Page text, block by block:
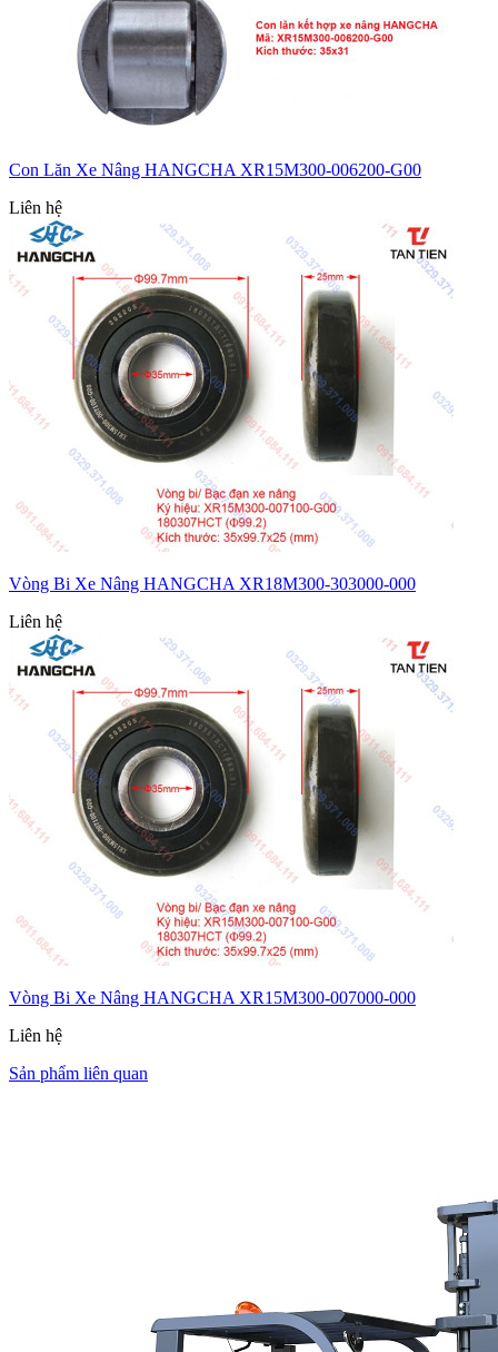
Con Lăn Xe Nâng HANGCHA XR15M300-006200-G00
Liên hệ
Vòng Bi Xe Nâng HANGCHA XR18M300-303000-000
Liên hệ
Vòng Bi Xe Nâng HANGCHA XR15M300-007000-000
Liên hệ
Sản phẩm liên quan